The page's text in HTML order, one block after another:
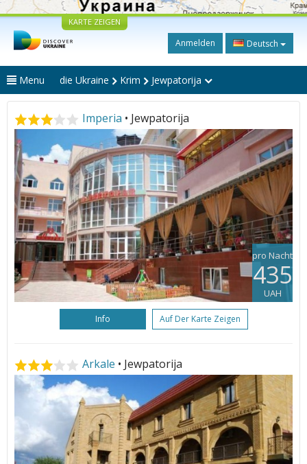
KARTE ZEIGEN
Anmelden Deutsch
Menu die Ukraine Krim Jewpatorija
Imperia • Jewpatorija
pro Nacht
435
UAH
Info Auf Der Karte Zeigen
Arkale • Jewpatorija